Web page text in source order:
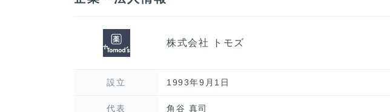
株式会社 トモズ
設立 1993年9月1日
代表 角谷 真司